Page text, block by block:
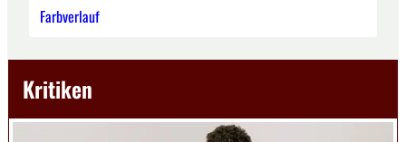
Farbverlauf
Kritiken